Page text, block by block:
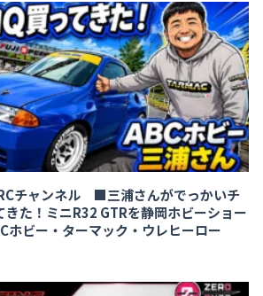
チャンネル ■三浦さんがでっかいチ
きた！ミニR32 GTRを静岡ホビーショー
ビー・ターマック・ウレヒーロー